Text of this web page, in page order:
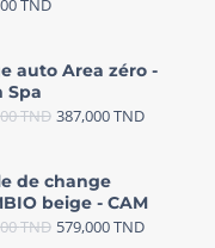
TND
auto Area zéro -
Spa
TND 387,000TND
de change
beige - CAM
TND 579,000TND